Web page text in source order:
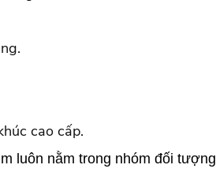
cao cấp.
luôn nằm trong nhóm đối